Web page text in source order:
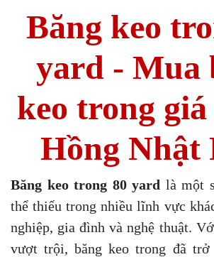
Băng keo
yard - Mua
keo trong
Hồng Nhật
Băng keo trong 80 yard là một
thể thiếu trong nhiều lĩnh vực
nghiệp, gia đình và nghệ thuật.
vượt trội, băng keo trong đã trở